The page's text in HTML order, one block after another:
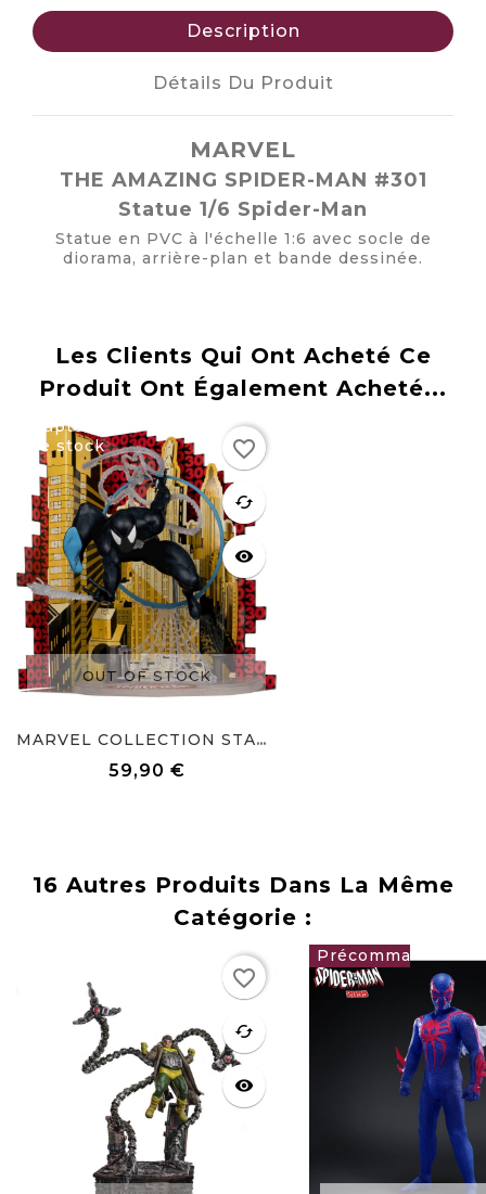
Description
Détails Du Produit
MARVEL
THE AMAZING SPIDER-MAN #301
Statue 1/6 Spider-Man
Statue en PVC à l'échelle 1:6 avec socle de
diorama, arrière-plan et bande dessinée.
Les Clients Qui Ont Acheté Ce
Produit Ont Également Acheté...
Rupture
de stock
OUT OF STOCK
favorite
cached
visibility
MARVEL COLLECTION STATUE...
59,90 €
favorite_border
16 Autres Produits Dans La Même
Catégorie :
favorite
cached
visibility
favorite_border 125,00 €